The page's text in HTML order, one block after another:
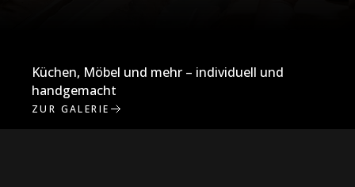
Küchen, Möbel und mehr – individuell und
handgemacht
ZUR GALERIE